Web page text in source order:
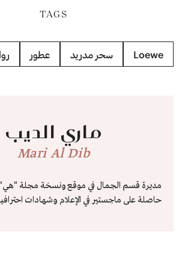
TAGS
Loewe سحر مدريد عطور
ماري الديب
Mari Al Dib
مديرة قسم الجمال في موقع ونسخة مجلة "هي"
حاصلة على ماجستير في الإعلام وشهادات احترافية